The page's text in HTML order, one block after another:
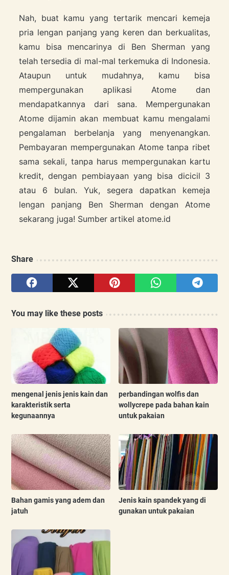
Nah, buat kamu yang tertarik mencari kemeja
pria lengan panjang yang keren dan berkualitas,
kamu bisa mencarinya di Ben Sherman yang
telah tersedia di mal-mal terkemuka di Indonesia.
Ataupun untuk mudahnya, kamu bisa
mempergunakan aplikasi Atome dan
mendapatkannya dari sana. Mempergunakan
Atome dijamin akan membuat kamu mengalami
pengalaman berbelanja yang menyenangkan.
Pembayaran mempergunakan Atome tanpa ribet
sama sekali, tanpa harus mempergunakan kartu
kredit, dengan pembiayaan yang bisa dicicil 3
atau 6 bulan. Yuk, segera dapatkan kemeja
lengan panjang Ben Sherman dengan Atome
sekarang juga! Sumber artikel atome.id
Share
You may like these posts
mengenal jenis jenis kain dan
karakteristik serta
kegunaannya
perbandingan wolfis dan
wollycrepe pada bahan kain
untuk pakaian
Bahan gamis yang adem dan
jatuh
Jenis kain spandek yang di
gunakan untuk pakaian